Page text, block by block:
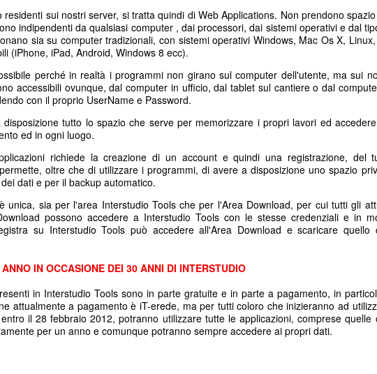
residenti sui nostri server, si tratta quindi di Web Applications. Non prendono
indipendenti da qualsiasi computer , dai processori, dai sistemi operativi e dal
sia su computer tradizionali, con sistemi operativi Windows, Mac Os X,
(iPhone, iPad, Android, Windows 8 ecc).
perché in realtà i programmi non girano sul computer dell'utente, ma sui
accessibili ovunque, dal computer in ufficio, dal tablet sul cantiere o dal
con il proprio UserName e Password.
tutto lo spazio che serve per memorizzare i propri lavori ed
ed in ogni luogo.
richiede la creazione di un account e quindi una registrazione, del
oltre che di utilizzare i programmi, di avere a disposizione uno spazio
dati e per il backup automatico.
unica, sia per l'area Interstudio Tools che per l'Area Download, per cui tutti gli
possono accedere a Interstudio Tools con le stesse credenziali e in
su Interstudio Tools può accedere all'Area Download e scaricare quello
IN OCCASIONE DEI 30 ANNI DI INTERSTUDIO
in Interstudio Tools sono in parte gratuite e in parte a pagamento, in
attualmente a pagamento è iT-erede, ma per tutti coloro che inizieranno ad
il 28 febbraio 2012, potranno utilizzare tutte le applicazioni, comprese quelle
per un anno e comunque potranno sempre accedere ai propri dati.